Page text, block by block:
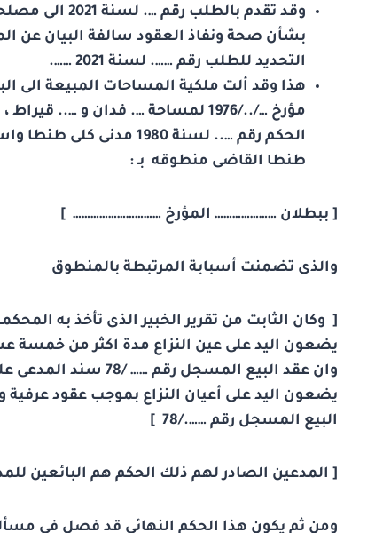
وقد تقدم
بشأن صحة ونفاذ العقود سالفة البيان عن
التحديد للطلب رقم ……. لسنة 2021 …….
هذا وقد ألت ملكية المساحات المبيعة الى
مؤرخ …/../1976 لمساحة …. فدان و
طنطا القاضى منطوقه بـ :
[ ببطلان ………………… المؤرخ ………………………… ]
والذى تضمنت أسبابة المرتبطة بالمنطوق
[ وكان الثابت من تقرير الخبير الذى تأخذ به
يضعون اليد على عين النزاع مدة اكثر من خمسة
وان عقد البيع
يضعون اليد على أعيان النزاع بموجب عقود
البيع المسجل رقم ……./78 ]
[ المدعين الصادر لهم ذلك الحكم هم البائعين
ومن ثم يكون هذا الحكم النهائي قد فصل في